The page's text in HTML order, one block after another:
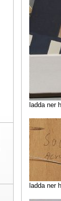
ladda ner
ladda ner